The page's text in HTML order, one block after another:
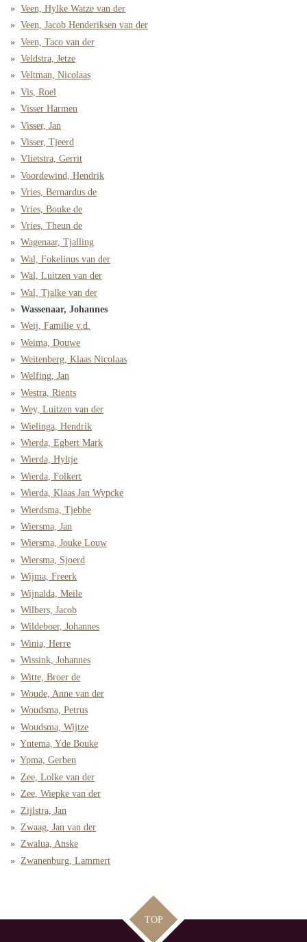
Veen, Hylke Watze van der
Veen, Jacob Henderiksen van der
Veen, Taco van der
Veldstra, Jetze
Veltman, Nicolaas
Vis, Roel
Visser Harmen
Visser, Jan
Visser, Tjeerd
Vlietstra, Gerrit
Voordewind, Hendrik
Vries, Bernardus de
Vries, Bouke de
Vries, Theun de
Wagenaar, Tjalling
Wal, Fokelinus van der
Wal, Luitzen van der
Wal, Tjalke van der
Wassenaar, Johannes
Weij, Familie v.d.
Weima, Douwe
Weitenberg, Klaas Nicolaas
Welfing, Jan
Westra, Rients
Wey, Luitzen van der
Wielinga, Hendrik
Wierda, Egbert Mark
Wierda, Hyltje
Wierda, Folkert
Wierda, Klaas Jan Wypcke
Wierdsma, Tjebbe
Wiersma, Jan
Wiersma, Jouke Louw
Wiersma, Sjoerd
Wijma, Freerk
Wijnalda, Meile
Wilbers, Jacob
Wildeboer, Johannes
Winia, Herre
Wissink, Johannes
Witte, Broer de
Woude, Anne van der
Woudsma, Petrus
Woudsma, Wijtze
Yntema, Yde Bouke
Ypma, Gerben
Zee, Lolke van der
Zee, Wiepke van der
Zijlstra, Jan
Zwaag, Jan van der
Zwalua, Anske
Zwanenburg, Lammert
TOP